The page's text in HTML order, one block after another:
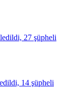
27 şüpheli
14 şüpheli